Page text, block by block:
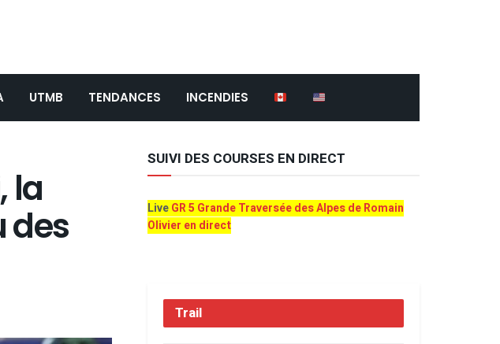
UTMB TENDANCES INCENDIES
la
des
SUIVI DES COURSES EN DIRECT
LiveGR 5 Grande Traversée des Alpes de Romain
Olivier en direct
Trail